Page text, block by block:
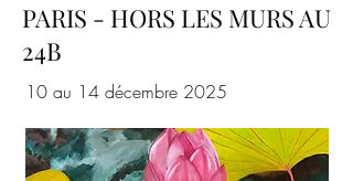
PARIS - HORS LES MURS AU
24B
10 au 14 décembre 2025